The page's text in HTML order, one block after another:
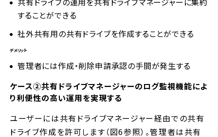
することができる
社外共有用の共有ドライブを作成することができる
デメリット
管理者には作成・削除申請承認の手間が発生する
ケース②共有ドライブマネージャーのログ監視機能によ
り利便性の高い運用を実現する
ユーザーには共有ドライブマネージャー経由での共有
ドライブ作成を許可します（図6参照）。管理者は共有